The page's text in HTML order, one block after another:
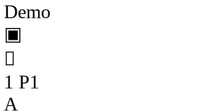
Demo
▣

1 P1
A